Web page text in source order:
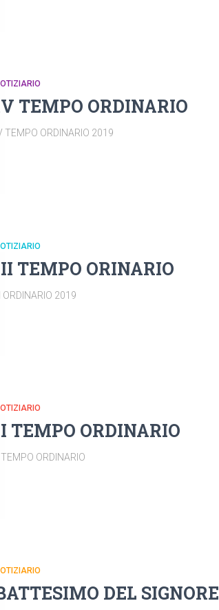
TEMPO ORDINARIO
TEMPO ORDINARIO 2019
TEMPO ORINARIO
III ORDINARIO 2019
TEMPO ORDINARIO
II TEMPO ORDINARIO
DEL SIGNORE